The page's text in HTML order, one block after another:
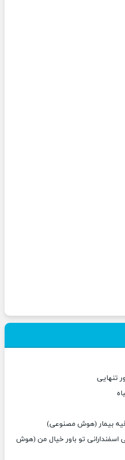
تنهایی
بیمار (هوش مصنوعی)
اسفندارانی تو باور خیال من (هوش